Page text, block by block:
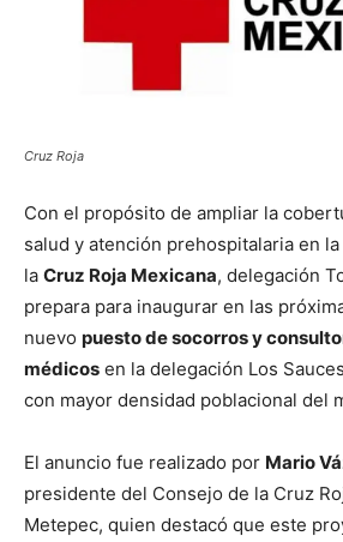
Cruz Roja
Con el propósito de ampliar la
salud y atención prehospitalaria en
la Cruz Roja Mexicana, delegación
prepara para inaugurar en las
nuevo puesto de socorros y
médicos en la delegación Los
con mayor densidad poblacional del
El anuncio fue realizado por Mario
presidente del Consejo de la Cruz
Metepec, quien destacó que este